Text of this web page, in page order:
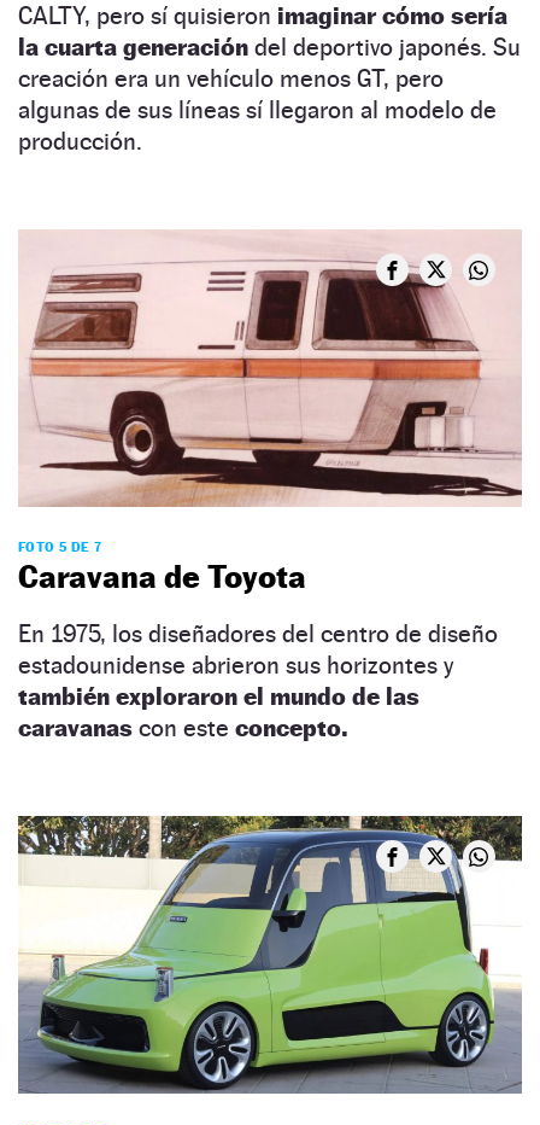
CALTY, pero sí quisieron imaginar cómo sería
la cuarta generación del deportivo japonés. Su
creación era un vehículo menos GT, pero
algunas de sus líneas sí llegaron al modelo de
producción.
FOTO 5 DE 7
Caravana de Toyota
En 1975, los diseñadores del centro de diseño
estadounidense abrieron sus horizontes y
también exploraron el mundo de las
caravanas con este concepto.